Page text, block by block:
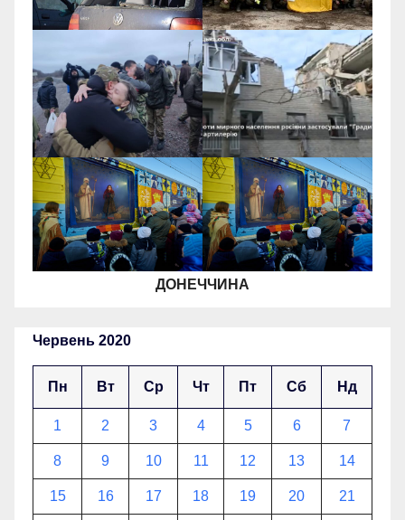
ДОНЕЧЧИНА
Червень 2020
Пн Вт Ср Чт Пт Сб Нд
1 2 3 4 5 6 7
8 9 10 11 12 13 14
15 16 17 18 19 20 21